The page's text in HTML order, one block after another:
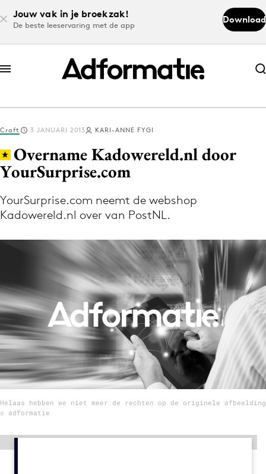
Jouw vak in je broekzak!
De beste leeservaring met de app
Download
Abonneer nu
Abonneer nu
Log in
Volg het laatste nieuws via de Adformatie
Nieuws app
Menu
Home
9 sept: GenAI-training
12 nov: MarketingLive!
Adverteren
Events
Craft 3 JANUARI 2013 KARI-ANNE FYGI
Overname Kadowereld.nl door
YourSurprise.com
YourSurprise.com neemt de webshop
Kadowereld.nl over van PostNL.
Helaas hebben we niet meer de rechten op de originele afbeelding
© adformatie